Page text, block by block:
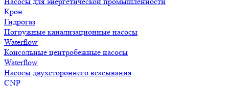
Крон
Гидрогаз
Погружные канализационные насосы
Waterflow
Консольные центробежные насосы
Waterflow
Насосы двухстороннего всасывания
CNP